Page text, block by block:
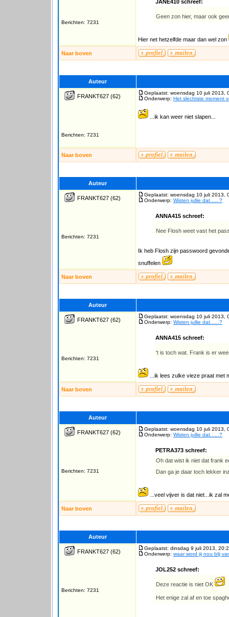
Berichten: 7231
JANE410 schreef:
Geen zon hier, maar ook
Hier net hetzelfde maar dan wel zon
Naar boven
Auteur
FRANKT627 (62)
Berichten: 7231
Geplaatst: woensdag 10 juli 2013,
Onderwerp: Het slechtste moment
...ik kan weer niet slapen...
Naar boven
Auteur
FRANKT627 (62)
Berichten: 7231
Geplaatst: woensdag 10 juli 2013,
Onderwerp: Wisten jullie dat......?
ANNA415 schreef:
Nee Flosh weet vast het
Ik heb Flosh zijn passwoord
snuffelen
Naar boven
Auteur
FRANKT627 (62)
Berichten: 7231
Geplaatst: woensdag 10 juli 2013,
Onderwerp: Wisten jullie dat......?
ANNA415 schreef:
't is toch wat. Frank is er
...ik lees zulke vieze praat met
Naar boven
Auteur
FRANKT627 (62)
Berichten: 7231
Geplaatst: woensdag 10 juli 2013,
Onderwerp: Wisten jullie dat......?
PETRA373 schreef:
Oh dat wist ik niet dat frank
Dan ga je daar toch lekker
...veel vijver is dat niet...ik zal
Naar boven
Auteur
FRANKT627 (62)
Berichten: 7231
Geplaatst: dinsdag 9 juli 2013,
Onderwerp: waar word jij nou blij
JOL252 schreef:
Deze reactie is niet OK
Het enige zal af en toe